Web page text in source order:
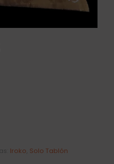
Iroko Solo Tablón